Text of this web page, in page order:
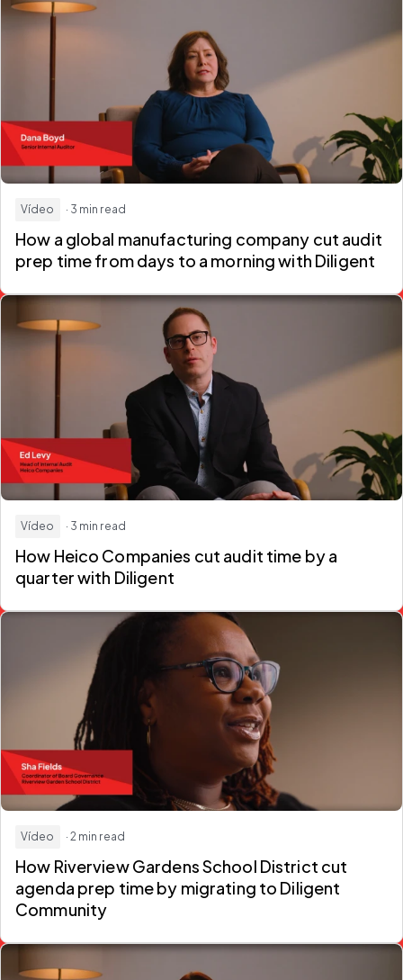
Vídeo · 3 min read
How a global manufacturing company cut audit
prep time from days to a morningwith Diligent
Vídeo · 3 min read
How Heico Companies cut audit time by a
quarterwith Diligent
Vídeo · 2 min read
How Riverview Gardens School District cut
agenda prep timeby migrating to Diligent
Community